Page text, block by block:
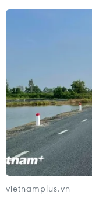
19/03/2024 01:18
Phó phát ngôn
Washington tiếp
của công dân, tình
các phương án
vietnamplus.vn